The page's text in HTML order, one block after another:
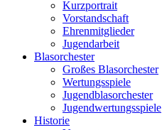
Kurzportrait
Vorstandschaft
Ehrenmitglieder
Jugendarbeit
Blasorchester
Großes Blasorchester
Wertungsspiele
Jugendblasorchester
Jugendwertungsspiele
Historie